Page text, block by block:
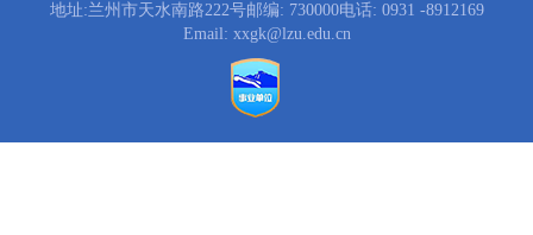
地址:兰州市天水南路222号邮编: 730000电话: 0931 -8912169
Email: xxgk@lzu.edu.cn